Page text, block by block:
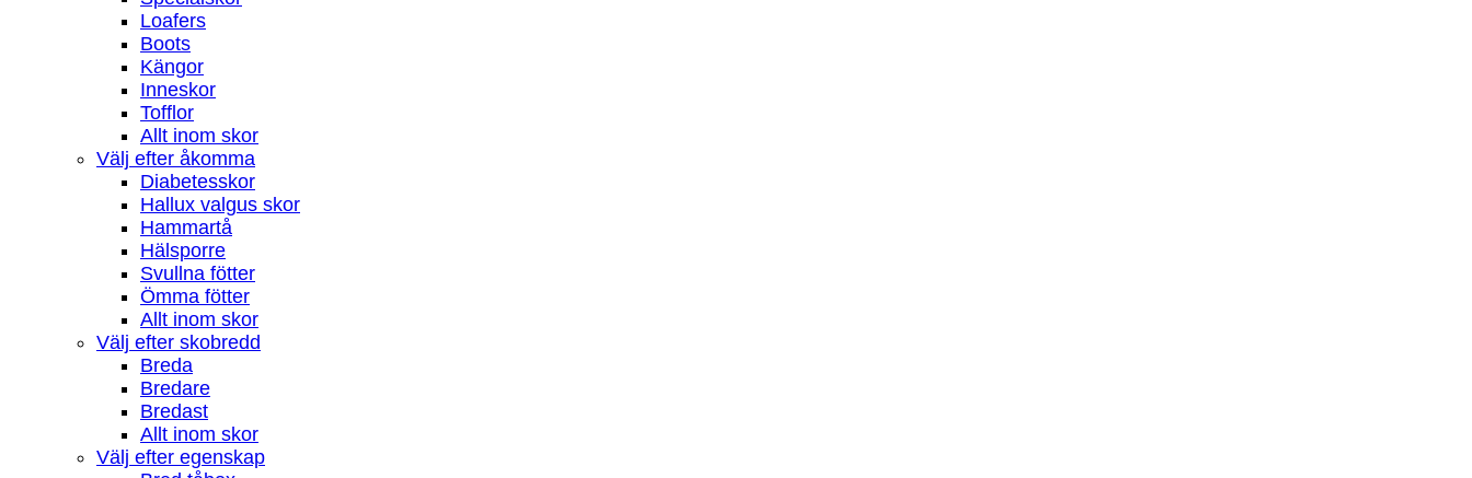
Loafers
Boots
Kängor
Inneskor
Tofflor
Allt inom skor
Välj efter åkomma
Diabetesskor
Hallux valgus skor
Hammartå
Hälsporre
Svullna fötter
Ömma fötter
Allt inom skor
Välj efter skobredd
Breda
Bredare
Bredast
Allt inom skor
Välj efter egenskap